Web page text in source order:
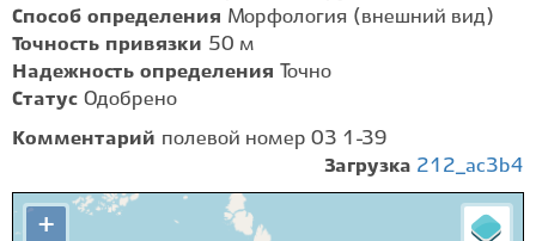
Способ определения Морфология (внешний вид)
Точность привязки 50 м
Надежность определения
Точно
Статус Одобрено
Комментарий полевой номер 03 1-39
Загрузка 212_ac3b4
+